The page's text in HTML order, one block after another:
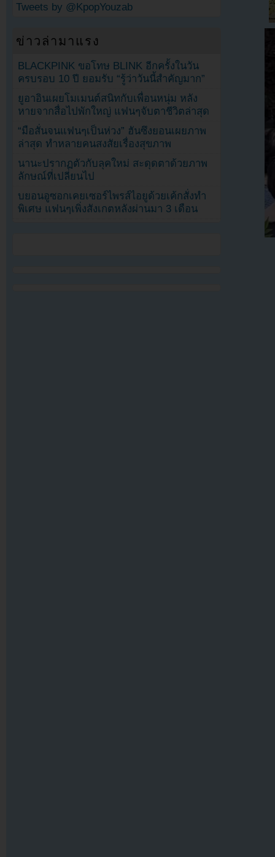
Tweets by @KpopYouzab
ข่าวล่ามาแรง
BLACKPINK ขอโทษ BLINK อีกครั้งในวัน
ครบรอบ 10 ปี ยอมรับ “รู้ว่าวันนี้สำคัญมาก”
ยูอาอินเผยโมเมนต์สนิทกับเพื่อนหนุ่ม หลัง
หายจากสื่อไปพักใหญ่ แฟนๆจับตาชีวิตล่าสุด
“มือสั่นจนแฟนๆเป็นห่วง” ฮันซึงยอนเผยภาพ
ล่าสุด ทำหลายคนสงสัยเรื่องสุขภาพ
นานะปรากฏตัวกับลุคใหม่ สะดุดตาด้วยภาพ
ลักษณ์ที่เปลี่ยนไป
บยอนอูซอกเคยเซอร์ไพรส์ไอยูด้วยเค้กสั่งทำ
พิเศษ แฟนๆเพิ่งสังเกตหลังผ่านมา 3 เดือน